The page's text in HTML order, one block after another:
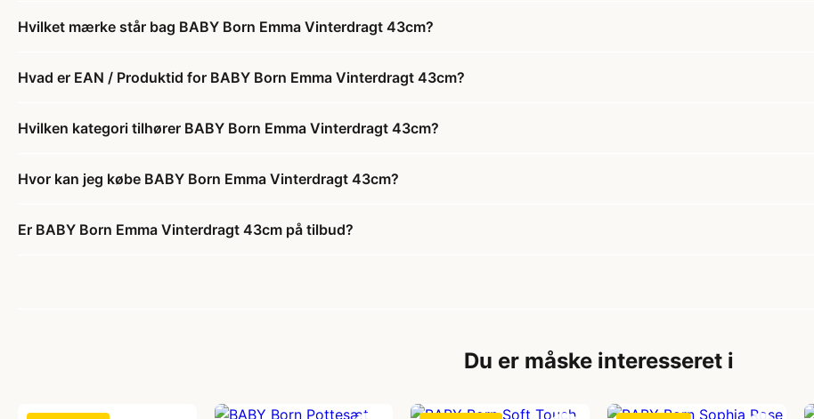
Hvilket mærke står bag BABY Born Emma Vinterdragt 43cm?
Hvad er EAN / Produktid for BABY Born Emma Vinterdragt 43cm?
Hvilken kategori tilhører BABY Born Emma Vinterdragt 43cm?
Hvor kan jeg købe BABY Born Emma Vinterdragt 43cm?
Er BABY Born Emma Vinterdragt 43cm på tilbud?
Du er måske interesseret i